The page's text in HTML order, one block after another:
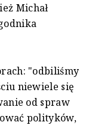
Michał
"odbiliśmy
niewiele się
od spraw
polityków,